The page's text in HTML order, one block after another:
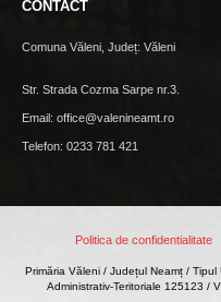
CONTACT
Comuna Văleni, Județ: Văleni
Str. Strada Cozma Sarpe nr.3.
Email: office@valenineamt.ro
Telefon: 0233 781 421
Politica de confidentialitate
Primăria Văleni / Județul Neamț / Tipul
Administrativ-Teritoriale 125123 /